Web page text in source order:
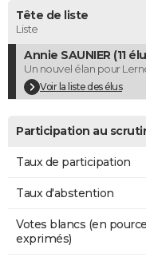
Dictionnaire
Biographies
Citations
Expressions
Proverbes
PROGRAMME TV
COPAINS D'AVANT
S'inscrire
Se connecter
Lycées
Collèges
Primaires
Universités
Entreprises
Service militaire
Avis de recherche
AVIS DE DÉCÈS
FORUM
Tête de liste
Liste
Annie SAUNIER (11
Un nouvel élan pour
Voir la liste des élus
Participation au
Taux de participation
Taux d'abstention
Votes blancs (en
exprimés)